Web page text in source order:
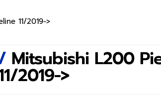
11/2019->
Mitsubishi L200
2019->